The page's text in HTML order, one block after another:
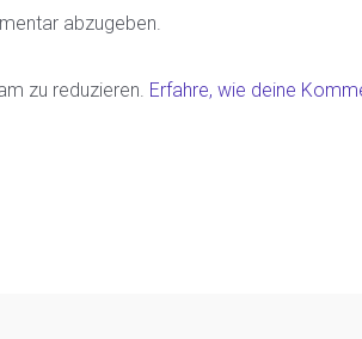
abzugeben.
zu reduzieren. Erfahre, wie deine